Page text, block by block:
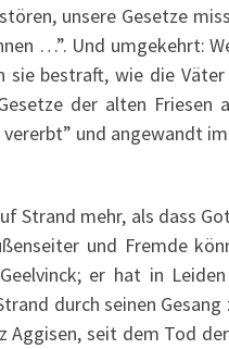
unsere Gesetze
…”. Und umgekehrt:
sie bestraft, wie die
der alten Friesen
und angewandt im
Strand mehr, als dass
und Fremde
er hat in
durch seinen
Aggisen, seit dem Tod